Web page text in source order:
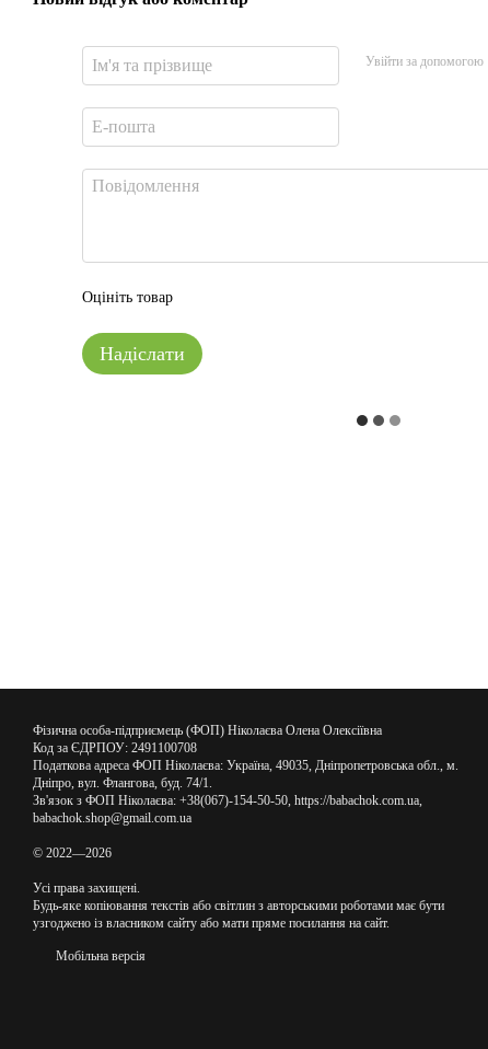
Увійти за допомогою
Оцініть товар
Надіслати
Фізична особа-підприємець (ФОП) Ніколаєва Олена Олексіївна
Код за ЄДРПОУ: 2491100708
Податкова адреса ФОП Ніколаєва: Україна, 49035, Дніпропетровська обл., м.
Дніпро, вул. Флангова, буд. 74/1.
Зв'язок з ФОП Ніколаєва: +38(067)-154-50-50, https://babachok.com.ua,
babachok.shop@gmail.com.ua
© 2022—2026
Усі права захищені.
Будь-яке копіювання текстів або світлин з авторськими роботами має бути
узгоджено із власником сайту або мати пряме посилання на сайт.
Мобільна версія